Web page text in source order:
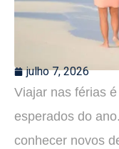
julho 7, 2026
Viajar nas férias
esperados do
conhecer novos